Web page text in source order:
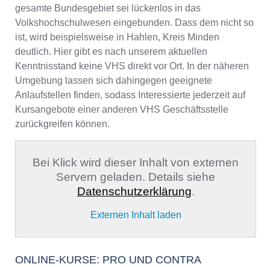
gesamte Bundesgebiet sei lückenlos in das
Volkshochschulwesen eingebunden. Dass dem nicht so
ist, wird beispielsweise in Hahlen, Kreis Minden
deutlich. Hier gibt es nach unserem aktuellen
Kenntnisstand keine VHS direkt vor Ort. In der näheren
Umgebung lassen sich dahingegen geeignete
Anlaufstellen finden, sodass Interessierte jederzeit auf
Kursangebote einer anderen VHS Geschäftsstelle
zurückgreifen können.
Bei Klick wird dieser Inhalt von externen
Servern geladen. Details siehe
Datenschutzerklärung.
Externen Inhalt laden
ONLINE-KURSE: PRO UND CONTRA